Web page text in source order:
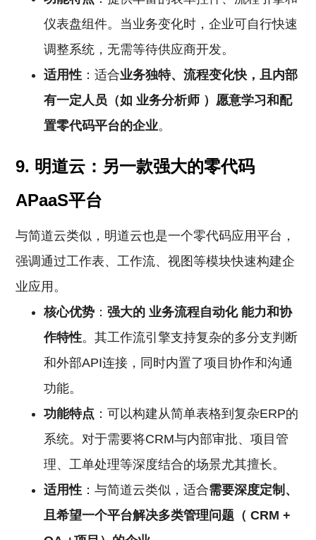
仪表盘组件。当业务变化时，企业可自行快速
调整系统，无需等待供应商开发。
适用性 ：适合业务独特、流程变化快，且内部
有一定人员（如 业务分析师 ）愿意学习和配
置零代码平台的企业。
9. 明道云：另一款强大的零代码
APaaS平台
与简道云类似，明道云也是一个零代码应用平台，
强调通过工作表、工作流、视图等模块快速构建企
业应用。
核心优势 ：强大的 业务流程自动化 能力和协
作特性。其工作流引擎支持复杂的多分支判断
和外部API连接，同时内置了项目协作和沟通
功能。
功能特点 ：可以构建从简单表格到复杂ERP的
系统。对于需要将CRM与内部审批、项目管
理、工单处理等深度结合的场景尤其擅长。
适用性 ：与简道云类似，适合需要深度定制、
且希望一个平台解决多类管理问题（ CRM +